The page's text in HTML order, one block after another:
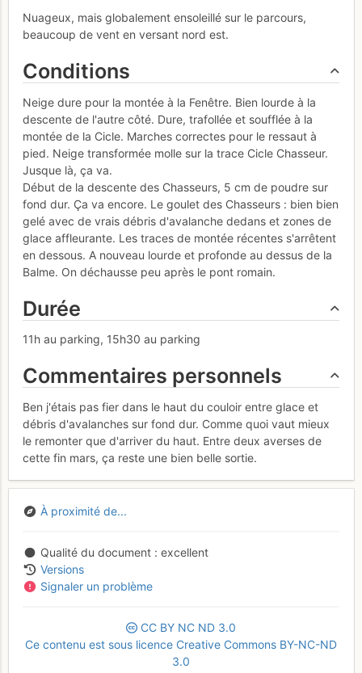
Nuageux, mais globalement ensoleillé sur le parcours,
beaucoup de vent en versant nord est.
Conditions
Neige dure pour la montée à la Fenêtre. Bien lourde à la
descente de l'autre côté. Dure, trafollée et soufflée à la
montée de la Cicle. Marches correctes pour le ressaut à
pied. Neige transformée molle sur la trace Cicle Chasseur.
Jusque là, ça va.
Début de la descente des Chasseurs, 5 cm de poudre sur
fond dur. Ça va encore. Le goulet des Chasseurs : bien bien
gelé avec de vrais débris d'avalanche dedans et zones de
glace affleurante. Les traces de montée récentes s'arrêtent
en dessous. A nouveau lourde et profonde au dessus de la
Balme. On déchausse peu après le pont romain.
Durée
11h au parking, 15h30 au parking
Commentaires personnels
Ben j'étais pas fier dans le haut du couloir entre glace et
débris d'avalanches sur fond dur. Comme quoi vaut mieux
le remonter que d'arriver du haut. Entre deux averses de
cette fin mars, ça reste une bien belle sortie.
À proximité de...
Qualité du document
excellent
Versions
Signaler un problème
CC BY NC ND 3.0
Ce contenu est sous licence Creative Commons BY-NC-ND
3.0